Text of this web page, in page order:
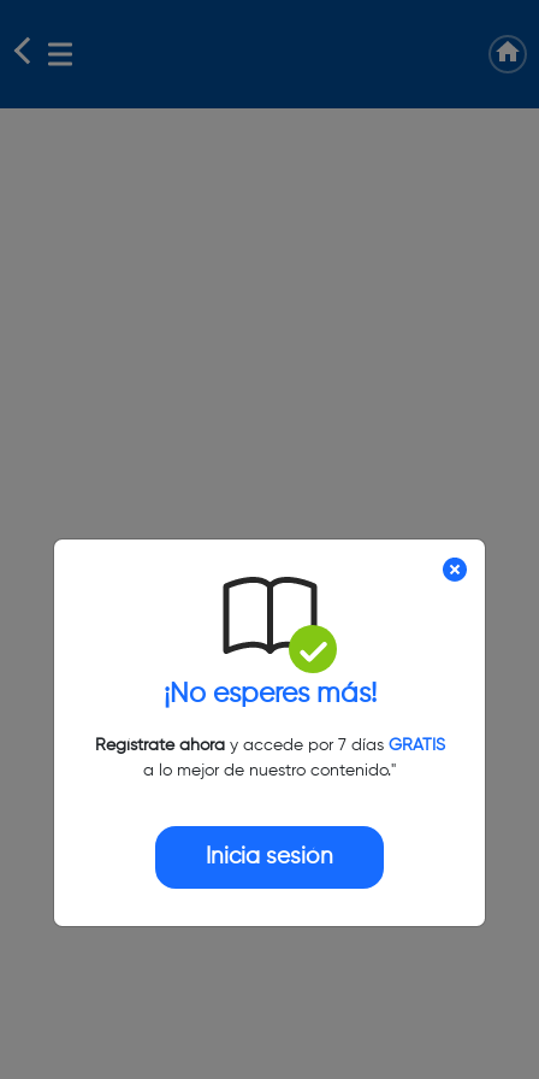
¡No esperes más!
Regístrate ahoray accede por 7 días GRATIS
a lo mejor de nuestro contenido."
Inicia sesión